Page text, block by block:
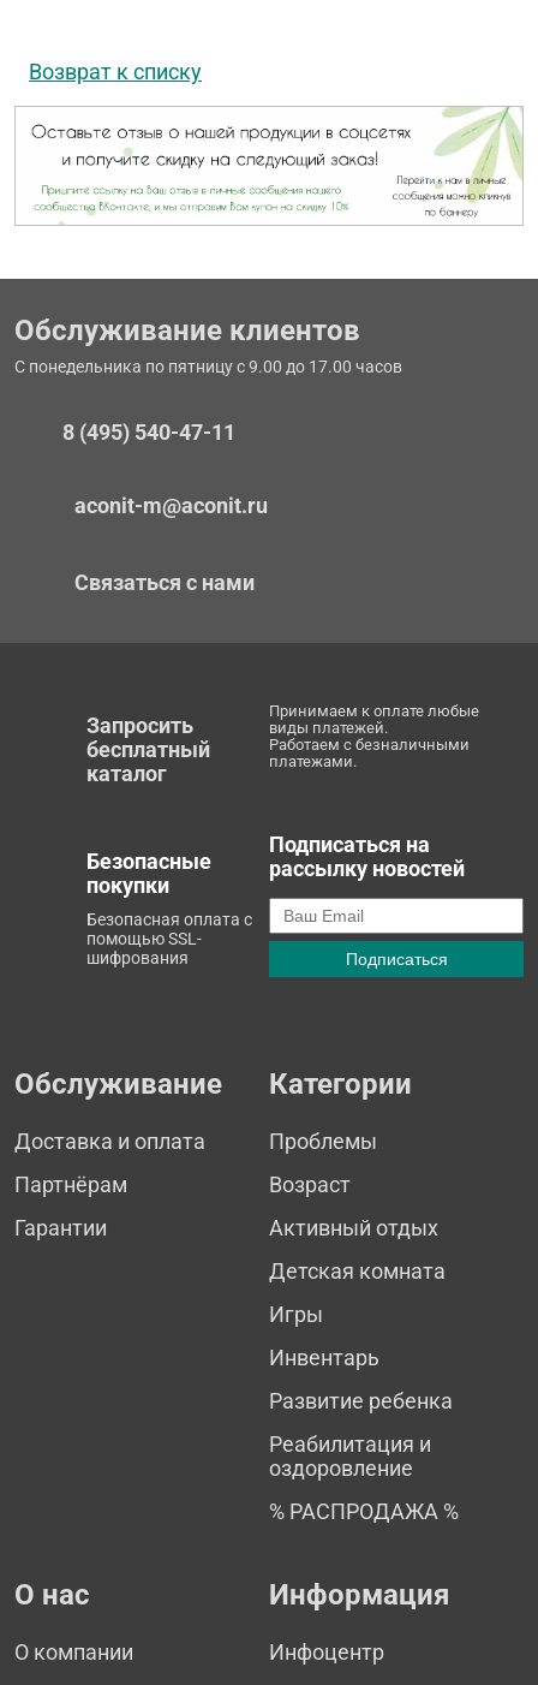
Возврат к списку
Обслуживание клиентов
С понедельника по пятницу с 9.00 до 17.00 часов
8 (495) 540-47-11
aconit-m@aconit.ru
Связаться с нами
Запросить
бесплатный
каталог
Принимаем к оплате любые
виды платежей.
Работаем с безналичными
платежами.
Безопасные
покупки
Безопасная оплата с
помощью SSL-
шифрования
Подписаться на
рассылку новостей
Обслуживание
Доставка и оплата
Партнёрам
Гарантии
Категории
Проблемы
Возраст
Активный отдых
Детская комната
Игры
Инвентарь
Развитие ребенка
Реабилитация и
оздоровление
% РАСПРОДАЖА %
О нас
О компании
Информация
Инфоцентр